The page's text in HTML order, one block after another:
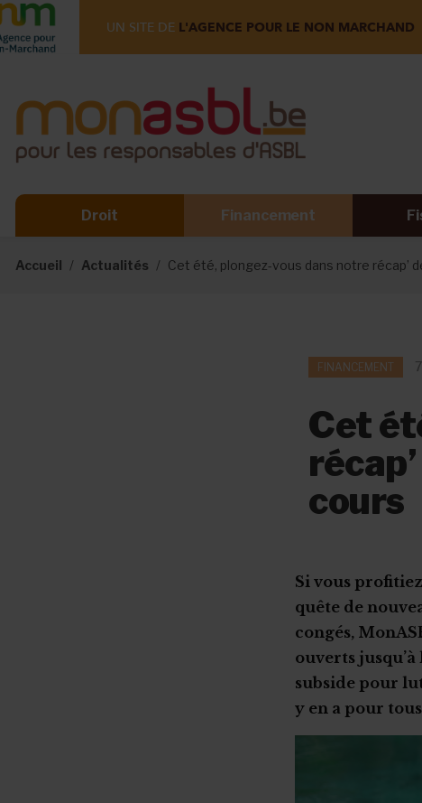
UN SITE DE L'AGENCE POUR LE NON MARCHAND
Droit Financement
Accueil Actualités Cet été, plongez-vous dans notre récap’
FINANCEMENT
Cet
cours
Si vous
quête de
congés,
ouverts
subside pour
y en a pour